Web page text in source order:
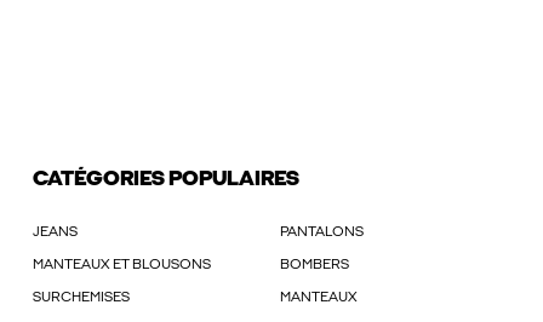
CATÉGORIES POPULAIRES
JEANS PANTALONS
MANTEAUX ET BLOUSONS BOMBERS
SURCHEMISES MANTEAUX